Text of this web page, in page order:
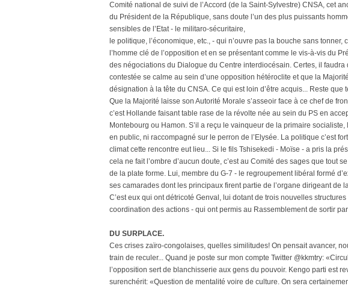
Comité national de suivi de l’Accord (de la Saint-Sylvestre) CNSA, cet
du Président de la République, sans doute l’un des plus puissants
sensibles de l’Etat - le militaro-sécuritaire,
le politique, l’économique, etc., - qui n’ouvre pas la bouche sans
l’homme clé de l’opposition et en se présentant comme le vis-à-vis du
des négociations du Dialogue du Centre interdiocésain. Certes, il faudra
contestée se calme au sein d’une opposition hétéroclite et que la
désignation à la tête du CNSA. Ce qui est loin d’être acquis... Reste que
Que la Majorité laisse son Autorité Morale s’asseoir face à ce chef de
c’est Hollande faisant table rase de la révolte née au sein du PS en
Montebourg ou Hamon. S’il a reçu le vainqueur de la primaire
en public, ni raccompagné sur le perron de l’Elysée. La politique c’est
climat cette rencontre eut lieu... Si le fils Tshisekedi - Moïse - a pris la
cela ne fait l’ombre d’aucun doute, c’est au Comité des sages que tout
de la plate forme. Lui, membre du G-7 - le regroupement libéral formé
ses camarades dont les principaux firent partie de l’organe dirigeant de
C’est eux qui ont détricoté Genval, lui dotant de trois nouvelles
coordination des actions - qui ont permis au Rassemblement de sortir
DU SURPLACE.
Ces crises zaïro-congolaises, quelles similitudes! On pensait avancer,
train de reculer... Quand je poste sur mon compte Twitter @kkmtry:
l’opposition sert de blanchisserie aux gens du pouvoir. Kengo parti est
surenchérit: «Question de mentalité voire de culture. On sera